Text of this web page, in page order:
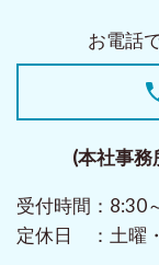
お電話
(本社事
受付時間：8:30
定休日 ：土曜